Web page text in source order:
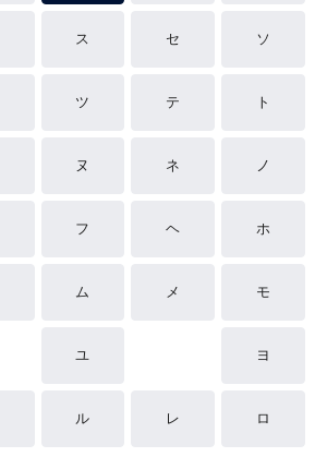
ス セ ソ
ツ テ ト
ヌ ネ ノ
フ ヘ ホ
ム メ モ
ユ ヨ
ル レ ロ